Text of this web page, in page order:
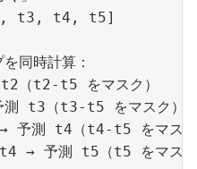
t3, t4, t5]
同時計算：
（t2-t5 をマスク）
t3（t3-t5 をマスク）
予測 t4（t4-t5 をマス
→ 予測 t5（t5 をマス